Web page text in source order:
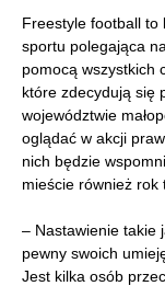
Freestyle football to
sportu polegająca
pomocą wszystkich
które zdecydują się
województwie
oglądać w akcji
nich będzie
mieście również rok
– Nastawienie takie
pewny swoich
Jest kilka osób